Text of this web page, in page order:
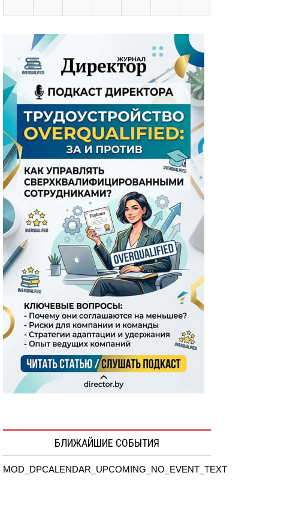
БЛИЖАЙШИЕ СОБЫТИЯ
MOD_DPCALENDAR_UPCOMING_NO_EVENT_TEXT